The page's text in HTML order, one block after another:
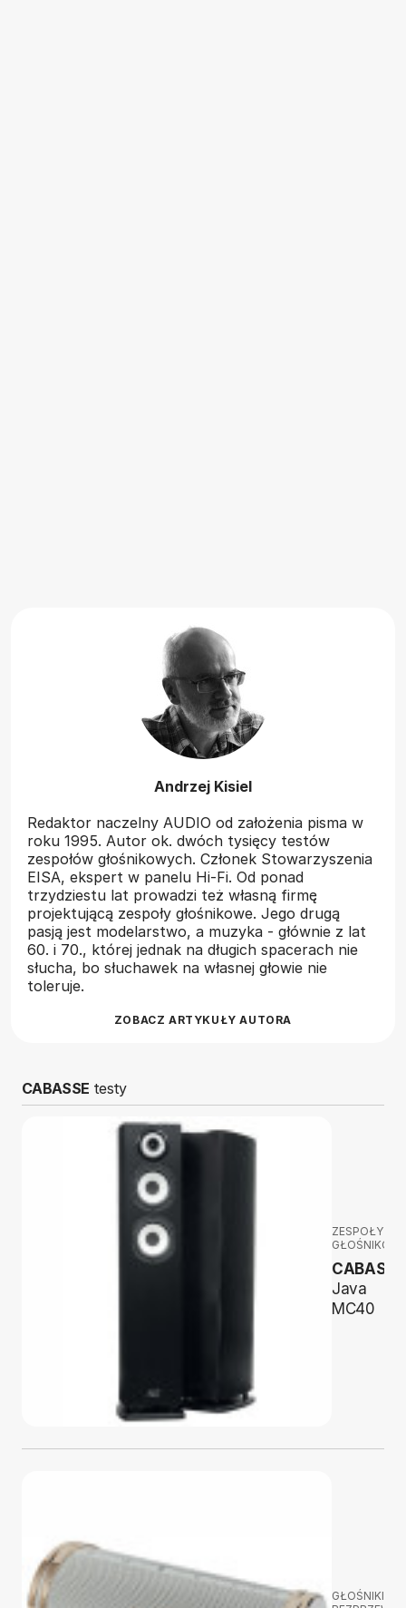
Andrzej Kisiel
Redaktor naczelny AUDIO od założenia pisma w
roku 1995. Autor ok. dwóch tysięcy testów
zespołów głośnikowych. Członek Stowarzyszenia
EISA, ekspert w panelu Hi-Fi. Od ponad
trzydziestu lat prowadzi też własną firmę
projektującą zespoły głośnikowe. Jego drugą
pasją jest modelarstwo, a muzyka - głównie z lat
60. i 70., której jednak na długich spacerach nie
słucha, bo słuchawek na własnej głowie nie
toleruje.
ZOBACZ ARTYKUŁY AUTORA
CABASSE testy
ZESPOŁY
CABASSE
Java
MC40
GŁOŚNIKI